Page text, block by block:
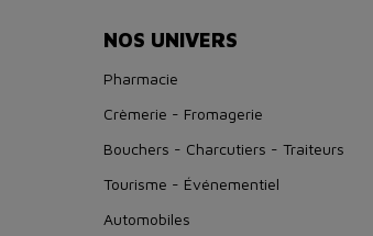
NOS UNIVERS
Pharmacie
Crèmerie - Fromagerie
Bouchers - Charcutiers - Traiteurs
Tourisme - Événementiel
Automobiles